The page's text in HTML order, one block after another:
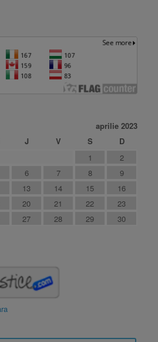
aprilie 2023
J V S
D
1
2
6 7 8
9
13 14 15
16
20 21 22
23
27 28 29
30